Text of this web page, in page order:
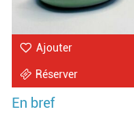
Ajouter
Réserver